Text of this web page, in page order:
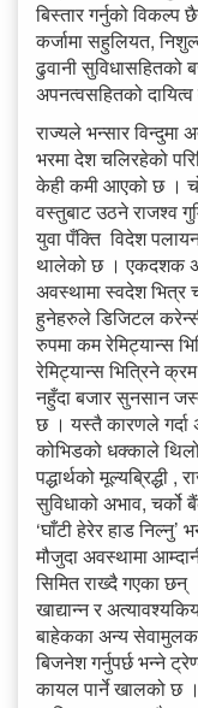
बिस्तार गर्नुको
कर्जामा सहुलियत,
ढुवानी सुविधासहितको
अपनत्वसहितको दायित्व
राज्यले भन्सार
भरमा देश चलिरहेको
केही कमी आएको छ ।
वस्तुबाट उठने राजश्व
युवा पँक्ति विदेश
थालेको छ । एकदशक
अवस्थामा स्वदेश
हुनेहरुले डिजिटल
रुपमा कम रेमिट्यान्स
रेमिट्यान्स भित्रिने
नहुँदा बजार सुनसान
छ । यस्तै कारणले गर्दा
कोभिडको धक्काले
पद्धार्थको मूल्यब्रिद्धी ,
सुविधाको अभाव,
‘घाँटी हेरेर हाड
मौजुदा अवस्थामा
सिमित राख्दै गएका
खाद्यान्न र
बाहेकका अन्य सेवामुलक
बिजनेश गर्नुपर्छ भन्ने
कायल पार्ने खालको छ